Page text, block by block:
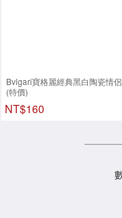
Bvlgari寶格麗經典黑白陶瓷情
(特價)
NT$160
————